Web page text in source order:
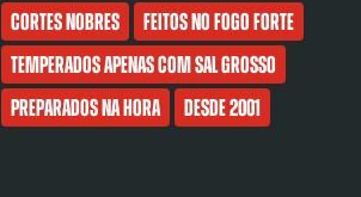
Cortes nobres
Feitos no fogo forte
Temperados apenas com sal grosso
Preparados na hora
Desde 2001